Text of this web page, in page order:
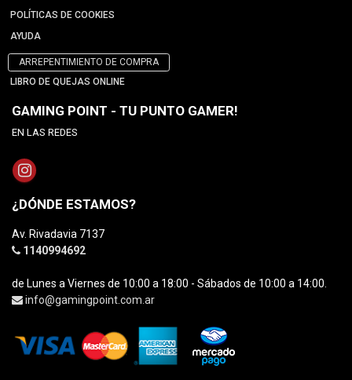
POLÍTICAS DE COOKIES
AYUDA
ARREPENTIMIENTO DE COMPRA
LIBRO DE QUEJAS ONLINE
GAMING POINT - TU PUNTO GAMER!
EN LAS REDES
¿DÓNDE ESTAMOS?
Av. Rivadavia 7137
1140994692
de Lunes a Viernes de 10:00 a 18:00 - Sábados de 10:00 a 14:00.
info@gamingpoint.com.ar